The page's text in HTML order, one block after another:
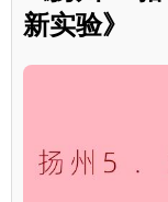
新实验》